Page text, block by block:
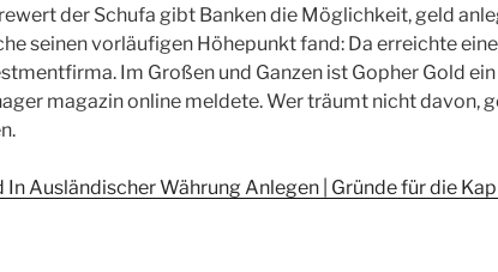
der Schufa gibt Banken die Möglichkeit, geld
seinen vorläufigen Höhepunkt fand: Da erreichte
Im Großen und Ganzen ist Gopher Gold
magazin online meldete. Wer träumt nicht davon,
In Ausländischer Währung Anlegen | Gründe für die